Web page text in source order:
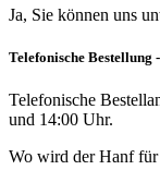
Ja, Sie können uns
Telefonische Bestellung
Telefonische
und 14:00 Uhr.
Wo wird der Hanf für